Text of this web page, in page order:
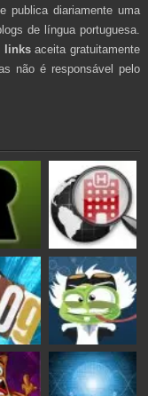
publica diariamente uma
de língua portuguesa.
linksaceita gratuitamente
não é responsável pelo